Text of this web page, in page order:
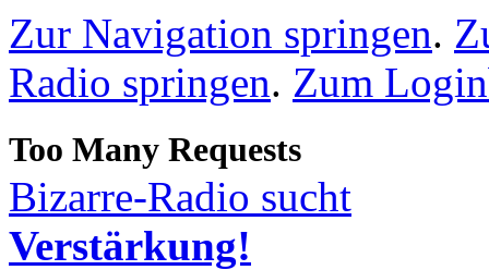
Zur Navigation springen.
Radio springen. Zum
Bizarre-Radio sucht
Verstärkung!